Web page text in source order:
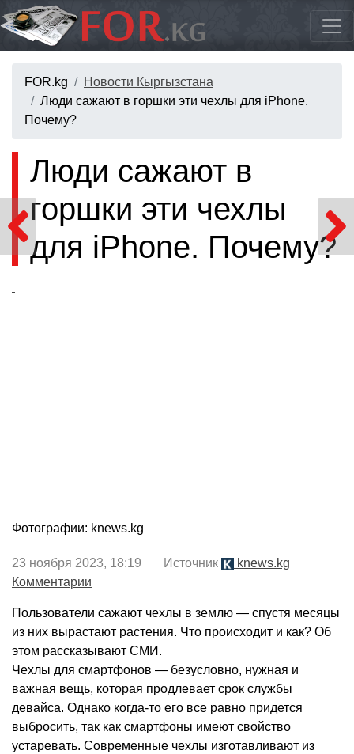
FOR.kg
Новости Кыргызстана
Люди сажают в горшки эти чехлы для iPhone.
Почему?
Люди сажают в
горшки эти чехлы
для iPhone. Почему?
Фотографии: knews.kg
23 ноября 2023, 18:19 Источник
knews.kg
Комментарии
Пользователи сажают чехлы в землю — спустя месяцы
из них вырастают растения. Что происходит и как? Об
этом рассказывают СМИ.
Чехлы для смартфонов — безусловно, нужная и
важная вещь, которая продлевает срок службы
девайса. Однако когда-то его все равно придется
выбросить, так как смартфоны имеют свойство
устаревать. Современные чехлы изготавливают из